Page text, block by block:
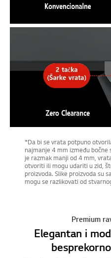
*Da bi se vrata potpuno
najmanje 4 mm između
je razmak manji od 4 mm,
otvoriti ili mogu udariti u zid,
proizvoda. Slike proizvoda su
mogu se razlikovati od
Premium
Elegantan i